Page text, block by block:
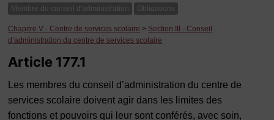
Membre du conseil d'administration Obligations
Chapitre V - Centre de services scolaire > Section III - Conseil
d’administration du centre de services scolaire
Article 177.1
Les membres du conseil d’administration du centre de
services scolaire doivent agir dans les limites des
fonctions et pouvoirs qui leur sont conférés, avec soin,